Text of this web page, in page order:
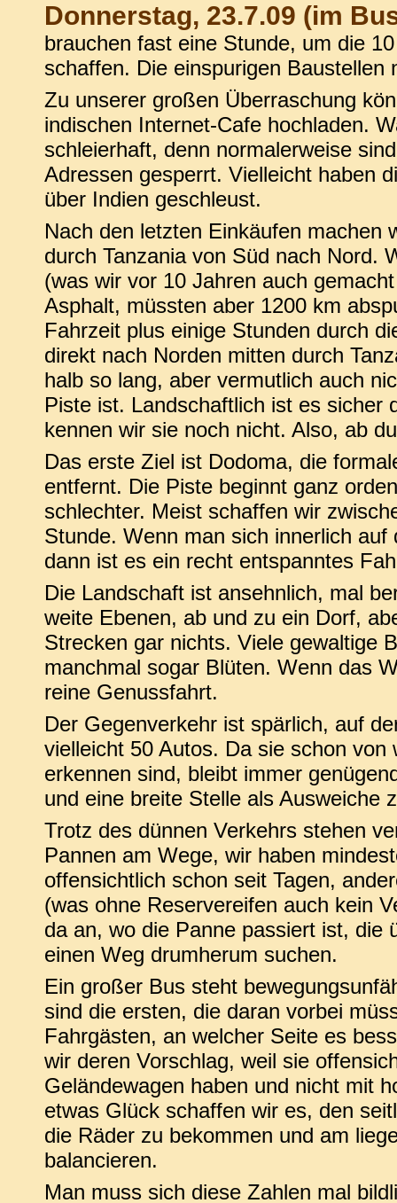
Donnerstag, 23.7.09 (im
brauchen fast eine Stunde, um die
schaffen. Die einspurigen Baustellen
Zu unserer großen Überraschung
indischen Internet-Cafe hochladen.
schleierhaft, denn normalerweise
Adressen gesperrt. Vielleicht haben
über Indien geschleust.
Nach den letzten Einkäufen machen
durch Tanzania von Süd nach Nord.
(was wir vor 10 Jahren auch
Asphalt, müssten aber 1200 km
Fahrzeit plus einige Stunden durch
direkt nach Norden mitten durch
halb so lang, aber vermutlich auch
Piste ist. Landschaftlich ist es sicher
kennen wir sie noch nicht. Also, ab
Das erste Ziel ist Dodoma, die
entfernt. Die Piste beginnt ganz
schlechter. Meist schaffen wir
Stunde. Wenn man sich innerlich
dann ist es ein recht entspanntes
Die Landschaft ist ansehnlich, mal
weite Ebenen, ab und zu ein Dorf,
Strecken gar nichts. Viele gewaltige
manchmal sogar Blüten. Wenn das
reine Genussfahrt.
Der Gegenverkehr ist spärlich, auf
vielleicht 50 Autos. Da sie schon
erkennen sind, bleibt immer
und eine breite Stelle als Ausweiche
Trotz des dünnen Verkehrs stehen
Pannen am Wege, wir haben
offensichtlich schon seit Tagen,
(was ohne Reservereifen auch kein
da an, wo die Panne passiert ist, die
einen Weg drumherum suchen.
Ein großer Bus steht
sind die ersten, die daran vorbei
Fahrgästen, an welcher Seite es
wir deren Vorschlag, weil sie
Geländewagen haben und nicht mit
etwas Glück schaffen wir es, den
die Räder zu bekommen und am
balancieren.
Man muss sich diese Zahlen mal